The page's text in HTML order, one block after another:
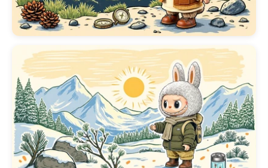
animado de labubuen bucle o la
función única delinterna de
de pantalla animado de labubu
para un toque interactivo. Obtener
tu fondo animado favorito es
simple, con nuestro proceso de
descarga de fondo de pantalla
animado de labubu para iphone
siendo rápido y fácil de usar.
Sumérgete en el animado mundo
de la colección🎮 300+ Fondos